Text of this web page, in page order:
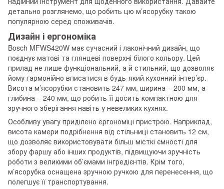
детально розглянемо, що робить цю м’ясорубку такою
популярною серед споживачів.
Дизайн і ергономіка
Bosch MFWS420W має сучасний і лаконічний дизайн, що
поєднує матові та глянцеві поверхні білого кольору. Цей
прилад не лише функціональний, а й стильний, що дозволяє
йому гармонійно вписатися в будь-який кухонний інтер’єр.
Висота м’ясорубки становить 247 мм, ширина – 200 мм, а
глибина – 240 мм, що робить її досить компактною для
зручного зберігання навіть у невеликих кухнях.
Особливу увагу приділено ергономіці пристрою. Наприклад,
висота камери подрібнення від стільниці становить 12 см,
що дозволяє використовувати більш місткі ємності для
збору фаршу або інших продуктів, підвищуючи зручність
роботи з великими об’ємами інгредієнтів. Крім того,
м’ясорубка оснащена зручною ручкою для перенесення, що
полегшує її транспортування.